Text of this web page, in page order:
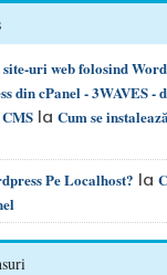
uri web folosind
din cPanel - 3WAVES -
laCum se
Pe Localhost? la